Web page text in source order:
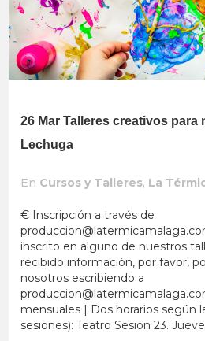
26 Mar Talleres creativos para
Lechuga
En Cursos y Talleres, La
€ Inscripción a través de
inscrito en alguno de nuestros
recibido información, por favor,
nosotros escribiendo a
mensuales | Dos horarios según
sesiones): Teatro Sesión 23.